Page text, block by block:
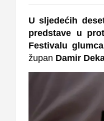
U sljedećih
predstave u
Festivalu
župan Damir